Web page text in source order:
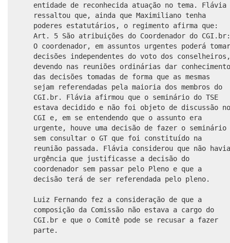
entidade de reconhecida atuação no tema. Flávia
ressaltou que, ainda que Maximiliano tenha
poderes estatutários, o regimento afirma que:
Art. 5 São atribuições do Coordenador do CGI.br:
O coordenador, em assuntos urgentes poderá tomar
decisões independentes do voto dos conselheiros,
devendo nas reuniões ordinárias dar conhecimento
das decisões tomadas de forma que as mesmas
sejam referendadas pela maioria dos membros do
CGI.br. Flávia afirmou que o seminário do TSE
estava decidido e não foi objeto de discussão no
CGI e, em se entendendo que o assunto era
urgente, houve uma decisão de fazer o seminário
sem consultar o GT que foi constituído na
reunião passada. Flávia considerou que não havia
urgência que justificasse a decisão do
coordenador sem passar pelo Pleno e que a
decisão terá de ser referendada pelo pleno.
Luiz Fernando fez a consideração de que a
composição da Comissão não estava a cargo do
CGI.br e que o Comitê pode se recusar a fazer
parte.